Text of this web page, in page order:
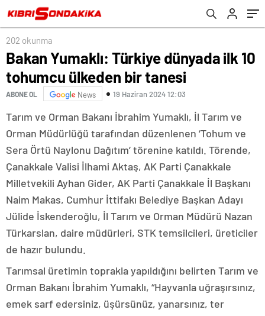
202 okunma
Bakan Yumaklı: Türkiye dünyada ilk 10
tohumcu ülkeden bir tanesi
ABONE OL News 19 Haziran 2024 12:03
Tarım ve Orman Bakanı İbrahim Yumaklı, İl Tarım ve
Orman Müdürlüğü tarafından düzenlenen ‘Tohum ve
Sera Örtü Naylonu Dağıtım’ törenine katıldı. Törende,
Çanakkale Valisi İlhami Aktaş, AK Parti Çanakkale
Milletvekili Ayhan Gider, AK Parti Çanakkale İl Başkanı
Naim Makas, Cumhur İttifakı Belediye Başkan Adayı
Jülide İskenderoğlu, İl Tarım ve Orman Müdürü Nazan
Türkarslan, daire müdürleri, STK temsilcileri, üreticiler
de hazır bulundu.
Tarımsal üretimin toprakla yapıldığını belirten Tarım ve
Orman Bakanı İbrahim Yumaklı, “Hayvanla uğraşırsınız,
emek sarf edersiniz, üşürsünüz, yanarsınız, ter